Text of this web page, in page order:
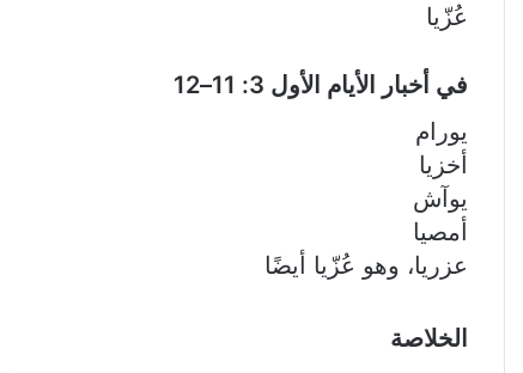
عُزّيا
في أخبار الأيام الأول 3: 11–12
يورام
أخزيا
يوآش
أمصيا
عزريا، وهو عُزّيا أيضًا
الخلاصة